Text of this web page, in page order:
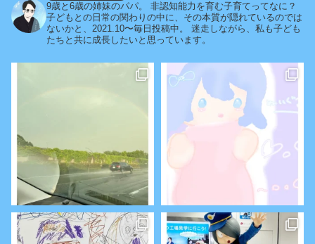
9歳と6歳の姉妹のパパ。
非認知能力を育む子育てってなに？
子どもとの日常の関わりの中に、その本質が隠れているのでは
ないかと、2021.10〜毎日投稿中。
迷走しながら、私も子ども
たちと共に成長したいと思っています。